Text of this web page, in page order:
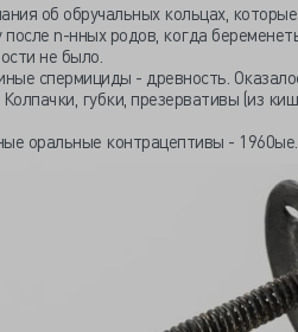
об обручальных кольцах,
n-нных родов, когда
не было.
спермициды - древность.
губки, презервативы (из
оральные контрацептивы - 1960ые.